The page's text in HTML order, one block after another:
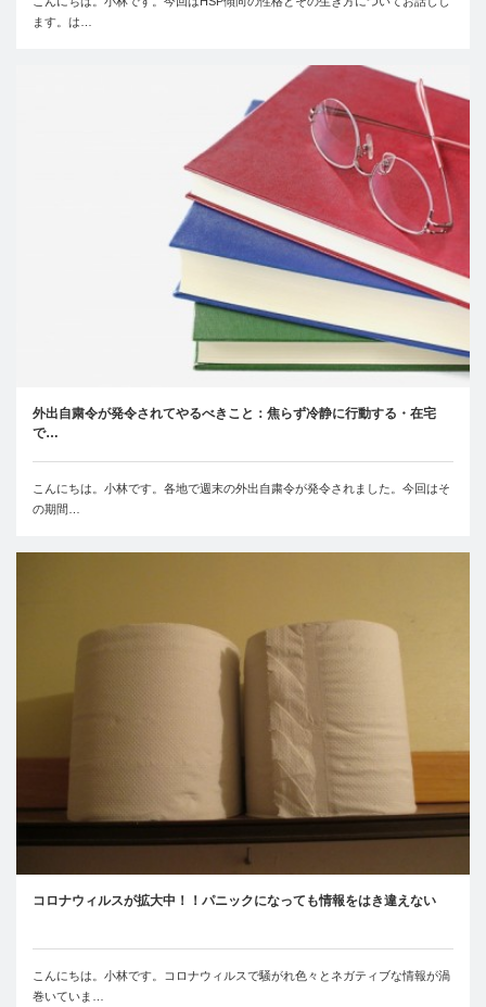
ます。は…
外出自粛令が発令されてやるべきこと：焦らず冷静に行動する・在宅
で…
こんにちは。小林です。各地で週末の外出自粛令が発令されました。今回はそ
の期間…
コロナウィルスが拡大中！！パニックになっても情報をはき違えない
こんにちは。小林です。コロナウィルスで騒がれ色々とネガティブな情報が渦
巻いていま…